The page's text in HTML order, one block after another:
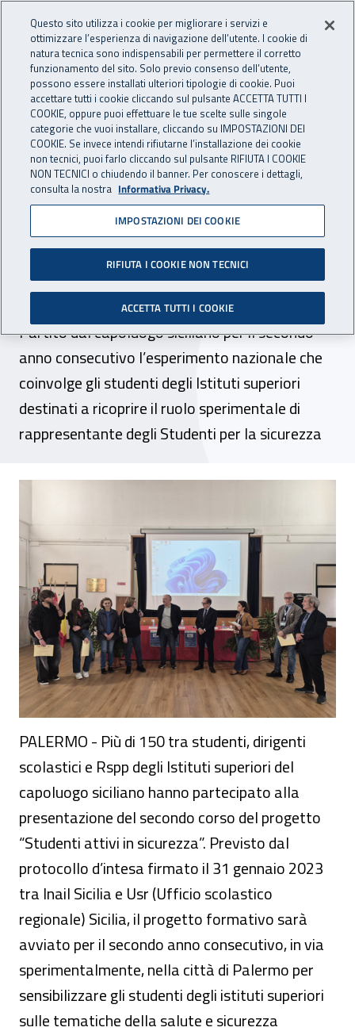
INAIL - Istituto Nazionale
Apri cerca
Navigazione principale
Navigazione - Ti trovi in:
Home Inail comunica News
15 novembre 2024
Al via il progetto formativo
“Studenti attivi in
sicurezza”
Partito dal capoluogo siciliano per il secondo
anno consecutivo l’esperimento nazionale che
coinvolge gli studenti degli Istituti superiori
destinati a ricoprire il ruolo sperimentale di
rappresentante degli Studenti per la sicurezza
PALERMO - Più di 150 tra studenti, dirigenti
scolastici e Rspp degli Istituti superiori del
capoluogo siciliano hanno partecipato alla
presentazione del secondo corso del progetto
“Studenti attivi in sicurezza”. Previsto dal
protocollo d’intesa firmato il 31 gennaio 2023
tra Inail Sicilia e Usr (Ufficio scolastico
regionale) Sicilia, il progetto formativo sarà
avviato per il secondo anno consecutivo, in via
sperimentalmente, nella città di Palermo per
sensibilizzare gli studenti degli istituti superiori
sulle tematiche della salute e sicurezza
Questo sito utilizza i cookie per migliorare i servizi e
ottimizzare l’esperienza di navigazione dell’utente. I cookie di
natura tecnica sono indispensabili per permettere il corretto
funzionamento del sito. Solo previo consenso dell’utente,
possono essere installati ulteriori tipologie di cookie. Puoi
accettare tutti i cookie cliccando sul pulsante ACCETTA TUTTI I
COOKIE, oppure puoi effettuare le tue scelte sulle singole
categorie che vuoi installare, cliccando su IMPOSTAZIONI DEI
COOKIE. Se invece intendi rifiutarne l’installazione dei cookie
non tecnici, puoi farlo cliccando sul pulsante RIFIUTA I COOKIE
NON TECNICI o chiudendo il banner. Per conoscere i dettagli,
consulta la nostra Informativa Privacy.
IMPOSTAZIONI DEI COOKIE
RIFIUTA I COOKIE NON TECNICI
ACCETTA TUTTI I COOKIE